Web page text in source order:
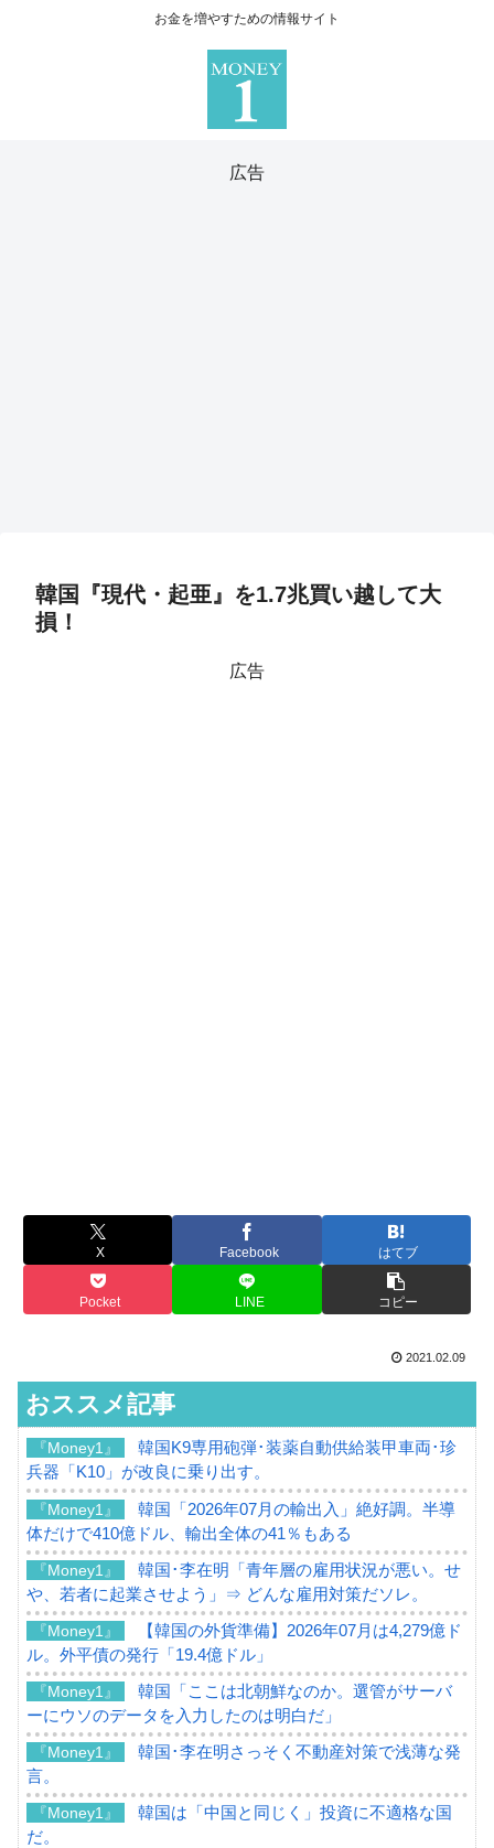
お金を増やすための情報サイト
広告
韓国『現代・起亜』を1.7兆買い越して大
損！
広告
X Facebook はてブ
Pocket LINE コピー
2021.02.09
おススメ記事
『Money1』
韓国K9専用砲弾･装薬自動供給装甲車両･珍
兵器「K10」が改良に乗り出す。
『Money1』
韓国「2026年07月の輸出入」絶好調。半導
体だけで410億ドル、輸出全体の41％もある
『Money1』
韓国･李在明「青年層の雇用状況が悪い。せ
や、若者に起業させよう」⇒ どんな雇用対策だソレ。
『Money1』
【韓国の外貨準備】2026年07月は4,279億ド
ル。外平債の発行「19.4億ドル」
『Money1』
韓国「ここは北朝鮮なのか。選管がサーバ
ーにウソのデータを入力したのは明白だ」
『Money1』
韓国･李在明さっそく不動産対策で浅薄な発
言。
『Money1』
韓国は「中国と同じく」投資に不適格な国
だ。